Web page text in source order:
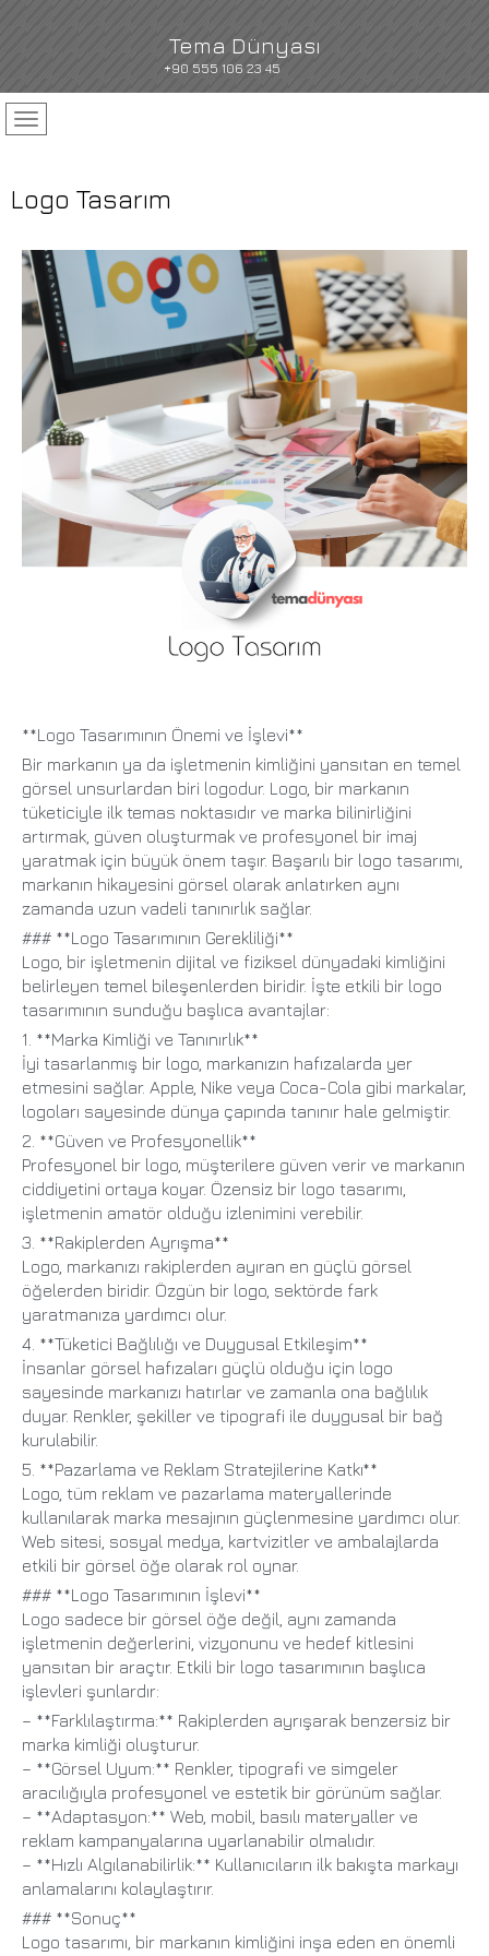
Tema Dünyası
+90 555 106 23 45
Logo Tasarım
**Logo Tasarımının Önemi ve İşlevi**
Bir markanın ya da işletmenin kimliğini yansıtan en temel
görsel unsurlardan biri logodur. Logo, bir markanın
tüketiciyle ilk temas noktasıdır ve marka bilinirliğini
artırmak, güven oluşturmak ve profesyonel bir imaj
yaratmak için büyük önem taşır. Başarılı bir logo tasarımı,
markanın hikayesini görsel olarak anlatırken aynı
zamanda uzun vadeli tanınırlık sağlar.
### **Logo Tasarımının Gerekliliği**
Logo, bir işletmenin dijital ve fiziksel dünyadaki kimliğini
belirleyen temel bileşenlerden biridir. İşte etkili bir logo
tasarımının sunduğu başlıca avantajlar:
1. **Marka Kimliği ve Tanınırlık**
İyi tasarlanmış bir logo, markanızın hafızalarda yer
etmesini sağlar. Apple, Nike veya Coca-Cola gibi markalar,
logoları sayesinde dünya çapında tanınır hale gelmiştir.
2. **Güven ve Profesyonellik**
Profesyonel bir logo, müşterilere güven verir ve markanın
ciddiyetini ortaya koyar. Özensiz bir logo tasarımı,
işletmenin amatör olduğu izlenimini verebilir.
3. **Rakiplerden Ayrışma**
Logo, markanızı rakiplerden ayıran en güçlü görsel
öğelerden biridir. Özgün bir logo, sektörde fark
yaratmanıza yardımcı olur.
4. **Tüketici Bağlılığı ve Duygusal Etkileşim**
İnsanlar görsel hafızaları güçlü olduğu için logo
sayesinde markanızı hatırlar ve zamanla ona bağlılık
duyar. Renkler, şekiller ve tipografi ile duygusal bir bağ
kurulabilir.
5. **Pazarlama ve Reklam Stratejilerine Katkı**
Logo, tüm reklam ve pazarlama materyallerinde
kullanılarak marka mesajının güçlenmesine yardımcı olur.
Web sitesi, sosyal medya, kartvizitler ve ambalajlarda
etkili bir görsel öğe olarak rol oynar.
### **Logo Tasarımının İşlevi**
Logo sadece bir görsel öğe değil, aynı zamanda
işletmenin değerlerini, vizyonunu ve hedef kitlesini
yansıtan bir araçtır. Etkili bir logo tasarımının başlıca
işlevleri şunlardır:
– **Farklılaştırma:** Rakiplerden ayrışarak benzersiz bir
marka kimliği oluşturur.
– **Görsel Uyum:** Renkler, tipografi ve simgeler
aracılığıyla profesyonel ve estetik bir görünüm sağlar.
– **Adaptasyon:** Web, mobil, basılı materyaller ve
reklam kampanyalarına uyarlanabilir olmalıdır.
– **Hızlı Algılanabilirlik:** Kullanıcıların ilk bakışta markayı
anlamalarını kolaylaştırır.
### **Sonuç**
Logo tasarımı, bir markanın kimliğini inşa eden en önemli